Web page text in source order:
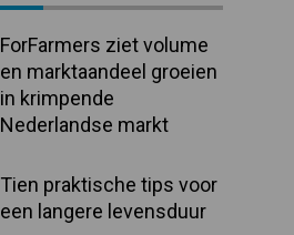
ForFarmers ziet volume
en marktaandeel groeien
in krimpende
Nederlandse markt
Tien praktische tips voor
een langere levensduur